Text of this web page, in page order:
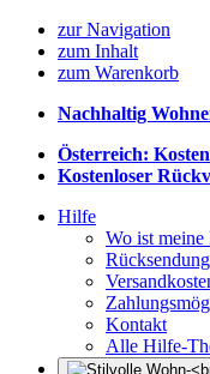
zur Navigation
zum Inhalt
zum Warenkorb
Nachhaltig
Österreich:
Kostenloser
Hilfe
Wo ist meine
Kontakt
Alle Hilfe-